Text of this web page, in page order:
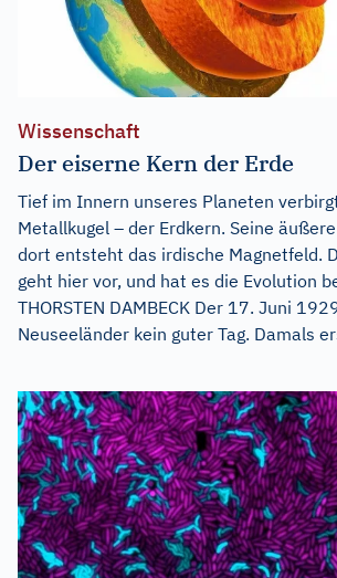
Wissenschaft
Der eiserne Kern der Erde
Tief im Innern unseres Planeten
Metallkugel – der Erdkern. Seine
dort entsteht das irdische Magnetfeld.
geht hier vor, und hat es die Evolution
THORSTEN DAMBECK Der 17. Juni
Neuseeländer kein guter Tag. Damals